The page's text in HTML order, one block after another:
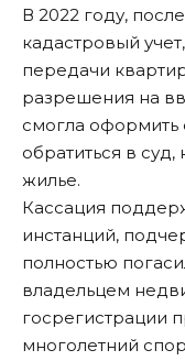
В 2022 году,
кадастровый
передачи
разрешения на
смогла оформить
обратиться в
жилье.
Кассация
инстанций,
полностью
владельцем
госрегистрации
многолетний